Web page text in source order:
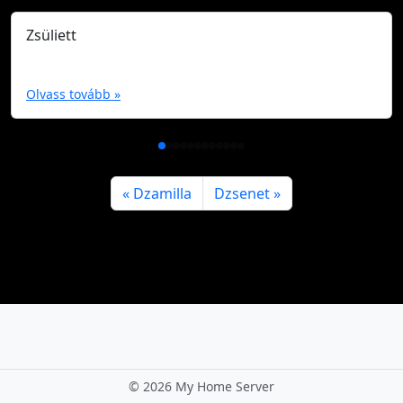
Zsüliett
Olvass tovább »
Dzamilla Dzsenet
© 2026 My Home Server